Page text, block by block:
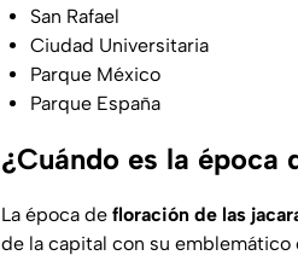
San Rafael
Ciudad Universitaria
Parque México
Parque España
¿Cuándo es la época
La época de floración de las
de la capital con su emblemático